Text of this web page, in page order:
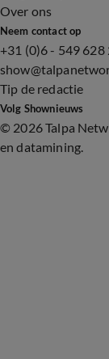
Over ons
Neem contact op
+31 (0)6 - 549 628
Tip de redactie
Volg Shownieuws
© 2026 Talpa
en datamining.